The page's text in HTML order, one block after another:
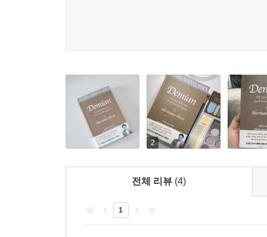
2
전체 리뷰 (4)
1